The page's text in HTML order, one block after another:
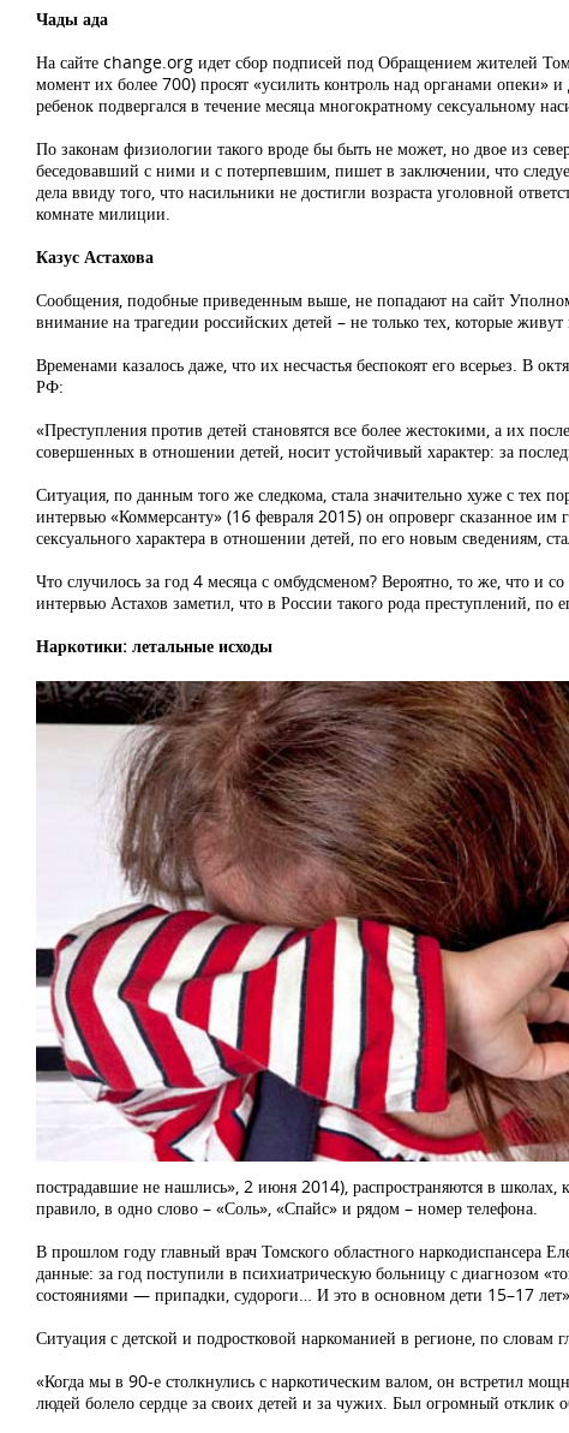
Чады ада
На сайте change.org идет сбор подписей под Обращением жителей
момент их более 700) просят «усилить контроль над органами опеки»
ребенок подвергался в течение месяца многократному сексуальному
По законам физиологии такого вроде бы быть не может, но двое из
беседовавший с ними и с потерпевшим, пишет в заключении, что
дела ввиду того, что насильники не достигли возраста уголовной
комнате милиции.
Казус Астахова
Сообщения, подобные приведенным выше, не попадают на сайт
внимание на трагедии российских детей – не только тех, которые
Временами казалось даже, что их несчастья беспокоят его всерьез. В
РФ:
«Преступления против детей становятся все более жестокими, а их
совершенных в отношении детей, носит устойчивый характер: за
Ситуация, по данным того же следкома, стала значительно хуже с тех
интервью «Коммерсанту» (16 февраля 2015) он опроверг сказанное им
сексуального характера в отношении детей, по его новым сведениям,
Что случилось за год 4 месяца с омбудсменом? Вероятно, то же, что и
интервью Астахов заметил, что в России такого рода преступлений,
Наркотики: летальные исходы
пострадавшие не нашлись», 2 июня 2014), распространяются в школах,
правило, в одно слово – «Соль», «Спайс» и рядом – номер телефона.
В прошлом году главный врач Томского областного наркодиспансера
данные: за год поступили в психиатрическую больницу с диагнозом
состояниями — припадки, судороги… И это в основном дети 15–17
Ситуация с детской и подростковой наркоманией в регионе, по
«Когда мы в 90-е столкнулись с наркотическим валом, он встретил
людей болело сердце за своих детей и за чужих. Был огромный отклик